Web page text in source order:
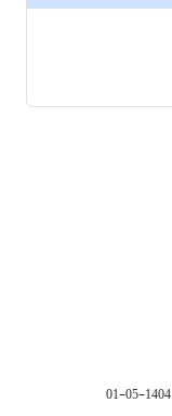
1404-05-01